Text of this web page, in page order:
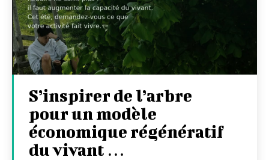
S’inspirer de l’arbre
pour un modèle
économique régénératif
du vivant …